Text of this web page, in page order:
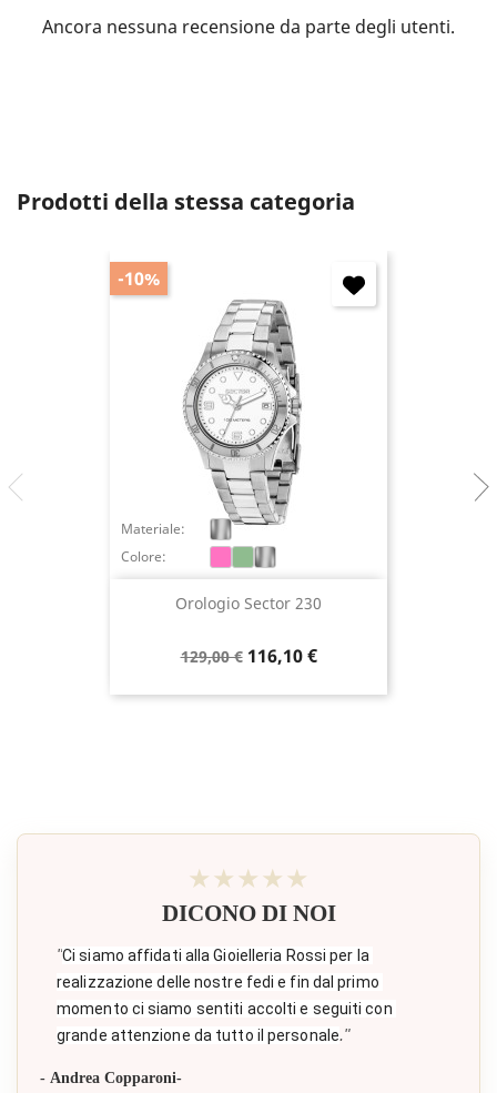
Ancora nessuna recensione da parte degli utenti.
Prodotti della stessa categoria
Orologio Sector 230
Prezzo
129,00 € Prezzo
116,10 €
Materiale:
Colore:
-10%
★★★★★
DICONO DI NOI
"Ci siamo affidati alla Gioielleria Rossi per la
realizzazione delle nostre fedi e fin dal primo
momento ci siamo sentiti accolti e seguiti con
grande attenzione da tutto il personale."
- Andrea Copparoni-